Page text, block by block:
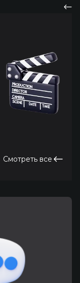
Смотреть все